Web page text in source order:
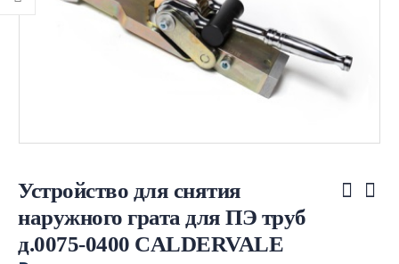
Устройство для снятия
наружного грата для ПЭ труб
д.0075-0400 CALDERVALE